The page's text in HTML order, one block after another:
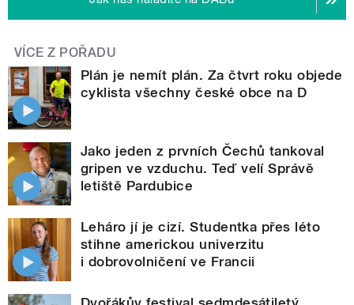
VÍCE Z POŘADU
Plán je nemít plán. Za čtvrt roku objede
cyklista všechny české obce na D
Jako jeden z prvních Čechů tankoval
gripen ve vzduchu. Teď velí Správě
letiště Pardubice
Leháro jí je cizí. Studentka přes léto
stihne americkou univerzitu
i dobrovolničení ve Francii